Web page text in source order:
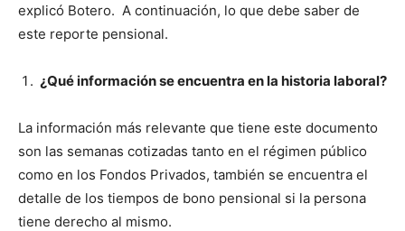
explicó Botero. A continuación, lo que debe saber de
este reporte pensional.
¿Qué información se encuentra en la historia laboral?
La información más relevante que tiene este documento
son las semanas cotizadas tanto en el régimen público
como en los Fondos Privados, también se encuentra el
detalle de los tiempos de bono pensional si la persona
tiene derecho al mismo.